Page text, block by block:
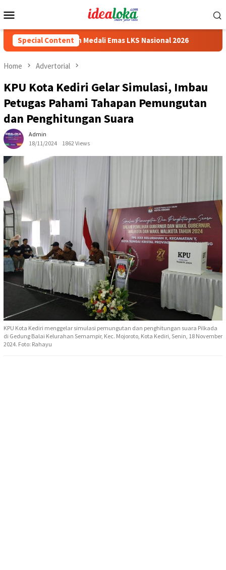
to
Menu
Special Content
Siswa Peraih Medali Emas LKS Nasional 2026
Home Advertorial
KPU Kota Kediri Gelar Simulasi, Imbau
Petugas Pahami Tahapan Pemungutan
dan Penghitungan Suara
Admin
18/11/2024
1862 Views
KPU Kota Kediri menggelar simulasi pemungutan dan penghitungan suara Pilkada
di Gedung Balai Kelurahan Semampir, Kec. Mojoroto, Kota Kediri, Senin, 18 November
2024. Foto: Rahayu